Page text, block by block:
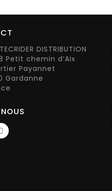
DISTRIBUTION
Petit chemin d’Aix
Payannet
Gardanne